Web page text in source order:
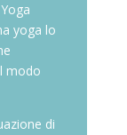
yoga lo
modo
di